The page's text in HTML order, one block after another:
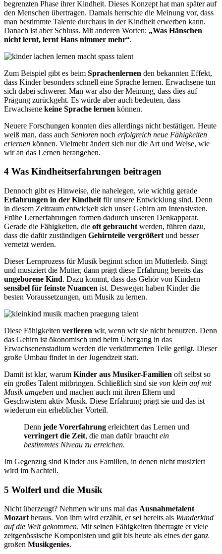
begrenzten Phase ihrer Kindheit. Dieses Konzept hat man später auf
den Menschen übertragen. Damals herrschte die Meinung vor, dass
man bestimmte Talente durchaus in der Kindheit erwerben kann.
Danach ist aber Schluss. Mit anderen Worten: „Was Hänschen
nicht lernt, lernt Hans nimmer mehr“.
Zum Beispiel gibt es beim Sprachenlernen den bekannten Effekt,
dass Kinder besonders schnell eine Sprache lernen. Erwachsene tun
sich dabei schwerer. Man war also der Meinung, dass dies auf
Prägung zurückgeht. Es würde aber auch bedeuten, dass
Erwachsene keine Sprache lernen können.
Neuere Forschungen konnten dies allerdings nicht bestätigen. Heute
weiß man, dass auch Senioren noch erfolgreich neue Fähigkeiten
erlernen können. Vielmehr ändert sich nur die Art und Weise, wie
wir an das Lernen herangehen.
4 Was Kindheitserfahrungen beitragen
Dennoch gibt es Hinweise, die nahelegen, wie wichtig gerade
Erfahrungen in der Kindheit für unsere Entwicklung sind. Denn
in diesem Zeitraum entwickelt sich unser Gehirn am Intensivsten.
Frühe Lernerfahrungen formen dadurch unseren Denkapparat.
Gerade die Fähigkeiten, die oft gebraucht werden, führen dazu,
dass die dafür zuständigen Gehirnteile vergrößert und besser
vernetzt werden.
Dieser Lernprozess für Musik beginnt schon im Mutterleib. Singt
und musiziert die Mutter, dann prägt diese Erfahrung bereits das
ungeborene Kind. Dazu kommt, dass das Gehör von Kindern
sensibel für feinste Nuancen ist. Deswegen haben Kinder die
besten Voraussetzungen, um Musik zu lernen.
Diese Fähigkeiten verlieren wir, wenn wir sie nicht benutzen. Denn
das Gehirn ist ökonomisch und beim Übergang in das
Erwachsenenstadium werden die verkümmerten Teile getilgt. Dieser
große Umbau findet in der Jugendzeit statt.
Damit ist klar, warum Kinder aus Musiker-Familien oft selbst so
ein großes Talent mitbringen. Schließlich sind sie von klein auf mit
Musik umgeben und machen auch mit ihren Eltern und
Geschwistern aktiv Musik. Diese Erfahrung prägt sie und das ist
wiederum ein erheblicher Vorteil.
Denn jede Vorerfahrung erleichtert das Lernen und
verringert die Zeit, die man dafür braucht ein
bestimmtes Niveau zu erreichen.
Im Gegenzug sind Kinder aus Familien, in denen nicht musiziert
wird im Nachteil.
5 Wolferl und die Musik
Nicht überzeugt? Nehmen wir uns mal das Ausnahmetalent
Mozartheraus. Von ihm wird erzählt, er sei bereits als Wunderkind
auf die Welt gekommen. Mit seinen Fähigkeiten überragte er viele
zeitgenössische Komponisten und gilt bis heute als eines der ganz
großen Musikgenies.